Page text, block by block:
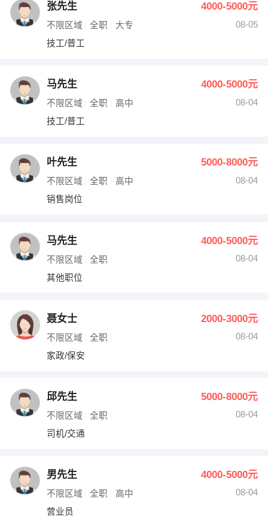
张先生 4000-5000元
不限区域 全职 大专
08-05
技工/普工
马先生 4000-5000元
不限区域 全职 高中
08-04
技工/普工
叶先生 5000-8000元
不限区域 全职 高中
08-04
销售岗位
马先生 4000-5000元
不限区域 全职
08-04
其他职位
聂女士 2000-3000元
不限区域 全职
08-04
家政/保安
邱先生 5000-8000元
不限区域 全职
08-04
司机/交通
男先生 4000-5000元
不限区域 全职 高中
08-04
营业员